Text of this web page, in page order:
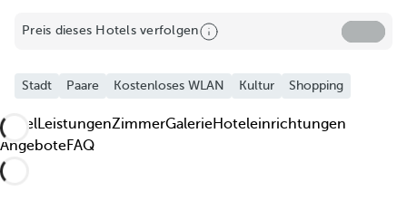
Preis dieses Hotels verfolgen
Stadt Paare Kostenloses WLAN Kultur Shopping
HotelLeistungenZimmerGalerieHoteleinrichtungen
AngeboteFAQ